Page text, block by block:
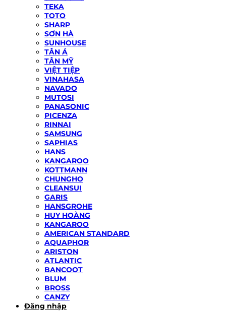
TEKA
TOTO
SHARP
SƠN HÀ
SUNHOUSE
TÂN Á
TÂN MỸ
VIỆT TIỆP
VINAHASA
NAVADO
MUTOSI
PANASONIC
PICENZA
RINNAI
SAMSUNG
SAPHIAS
HANS
KANGAROO
KOTTMANN
CHUNGHO
CLEANSUI
GARIS
HANSGROHE
HUY HOÀNG
KANGAROO
AMERICAN STANDARD
AQUAPHOR
ARISTON
ATLANTIC
BANCOOT
BLUM
BROSS
CANZY
Đăng nhập